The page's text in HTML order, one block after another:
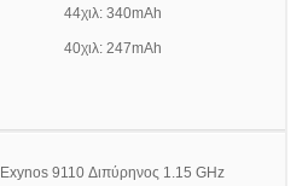
44χιλ: 340mAh
40χιλ: 247mAh
Exynos 9110 Διπύρηνος 1.15 GHz